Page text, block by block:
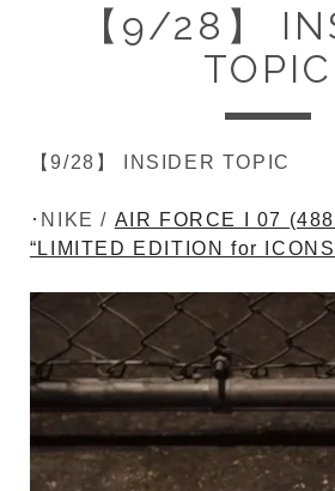
【9/28】
TOPIC
【9/28】 INSIDER TOPIC
･NIKE / AIR FORCE I 07
“LIMITED EDITION for